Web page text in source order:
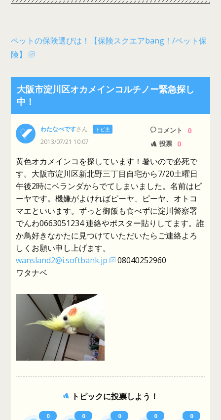
ペットの保険選びは！【保険スクエアbang！/ペット保
険】
大阪市淀川区オカメインコルチノー緊急探し
中！
わたなべですさん トピ主
2013/07/21 10:07
コメント 0
投票 0
黄色オカメインコを探しています！暑いので必死で
す。大阪市淀川区新北野三丁目自宅から7/20土曜日
午後2時にベランダからでてしまいました。名前はピ
ーヤです。機嫌がよければピーヤ、ピーヤ、オトコ
マエといいます。ずっと御飯も食べずに淀川警察署
でんわ0663051234 連絡やポスター貼りしてます。誰
か鳥好きなかたに見つけていただいたらご連絡よろ
しくお願い申し上げます。
wansland2@i.softbank.jp
08040252960
ワタナベ
トピックに投票しよう！
0 0 0 0 0